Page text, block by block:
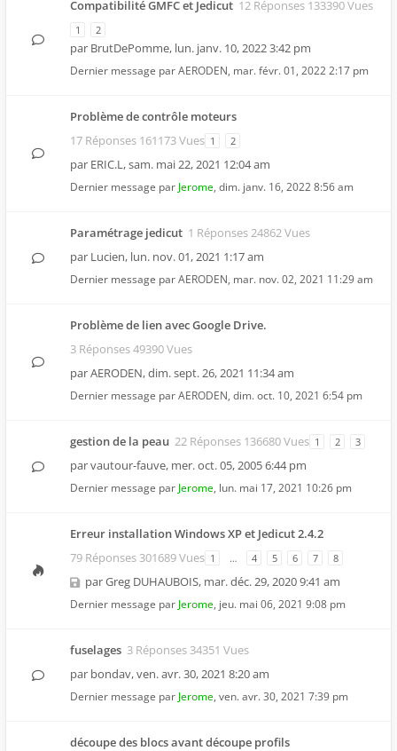
Compatibilité GMFC et Jedicut 12 Réponses 133390 Vues
1 2
par BrutDePomme, lun. janv. 10, 2022 3:42 pm
Dernier message parAERODEN, mar. févr. 01, 2022 2:17 pm
Problème de contrôle moteurs
17 Réponses 161173 Vues 1 2
par ERIC.L,sam. mai 22, 2021 12:04 am
Dernier message par Jerome, dim. janv. 16, 2022 8:56 am
Paramétrage jedicut 1 Réponses 24862 Vues
par Lucien, lun. nov. 01, 2021 1:17 am
Dernier message parAERODEN, mar. nov. 02, 2021 11:29 am
Problème de lien avec Google Drive.
3 Réponses 49390 Vues
parAERODEN,dim. sept. 26, 2021 11:34 am
Dernier message parAERODEN, dim. oct. 10, 2021 6:54 pm
gestion de la peau 22 Réponses 136680 Vues 1 2 3
parvautour-fauve, mer. oct. 05, 2005 6:44 pm
Dernier message par Jerome, lun. mai 17, 2021 10:26 pm
Erreur installation Windows XP et Jedicut 2.4.2
79 Réponses 301689 Vues 1 … 4 5 6 7 8
parGreg DUHAUBOIS, mar. déc. 29, 2020 9:41 am
Dernier message par Jerome, jeu. mai 06, 2021 9:08 pm
fuselages 3 Réponses 34351 Vues
par bondav,ven. avr. 30, 2021 8:20 am
Dernier message par Jerome, ven. avr. 30, 2021 7:39 pm
découpe des blocs avant découpe profils